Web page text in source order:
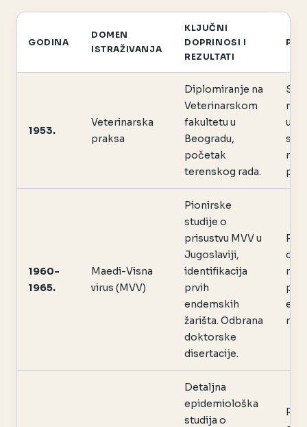
GODINA
DOMEN
ISTRAŽIVANJA
KLJUČNI
DOPRINOSI I
REZULTATI
1953.
Veterinarska
praksa
Diplomiranje na
Veterinarskom
fakultetu u
Beogradu,
početak
terenskog rada.
u
1960-
1965.
Maedi-Visna
virus (MVV)
Pionirske
studije o
prisustvu MVV u
Jugoslaviji,
identifikacija
prvih
endemskih
žarišta. Odbrana
doktorske
disertacije.
Detaljna
epidemiološka
studija o